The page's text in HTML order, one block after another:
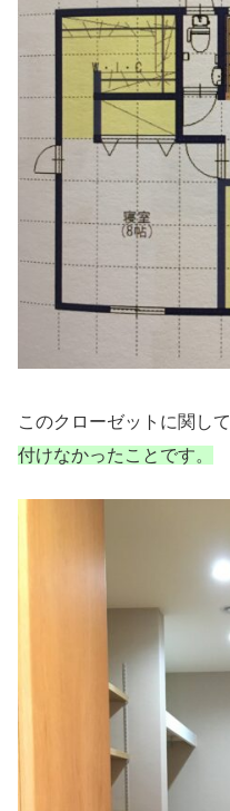
このクローゼットに関して
付けなかったことです。